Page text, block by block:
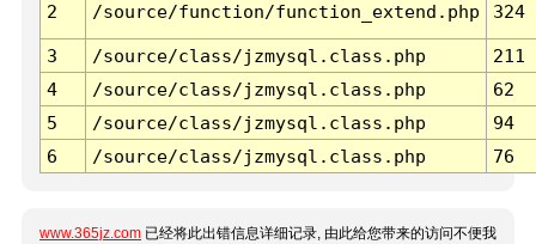
2 /source/function/function_extend.php 324
3 /source/class/jzmysql.class.php
211
4
/source/class/jzmysql.class.php
62
5
/source/class/jzmysql.class.php
94
6
/source/class/jzmysql.class.php 76
www.365jz.com 已经将此出错信息详细记录, 由此给您带来的访问不便我